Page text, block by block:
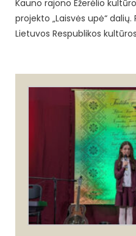
Kauno rajono Ežerėlio
projekto „Laisvės upė“
Lietuvos Respublikos